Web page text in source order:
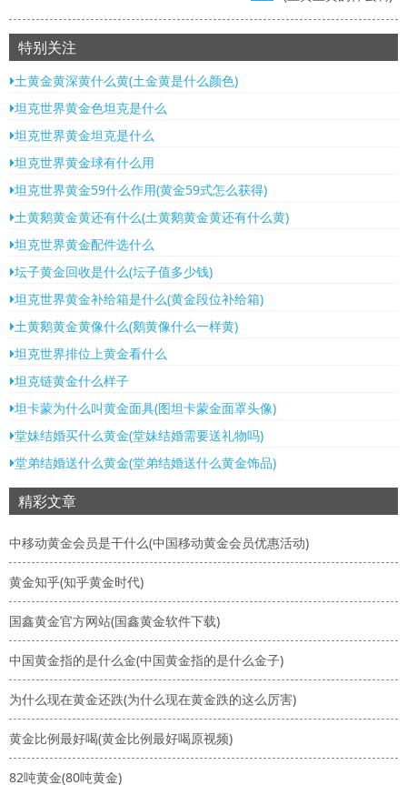
特别关注
土黄金黄深黄什么黄(土金黄是什么颜色)
坦克世界黄金色坦克是什么
坦克世界黄金坦克是什么
坦克世界黄金球有什么用
坦克世界黄金59什么作用(黄金59式怎么获得)
土黄鹅黄金黄还有什么(土黄鹅黄金黄还有什么黄)
坦克世界黄金配件选什么
坛子黄金回收是什么(坛子值多少钱)
坦克世界黄金补给箱是什么(黄金段位补给箱)
土黄鹅黄金黄像什么(鹅黄像什么一样黄)
坦克世界排位上黄金看什么
坦克链黄金什么样子
坦卡蒙为什么叫黄金面具(图坦卡蒙金面罩头像)
堂妹结婚买什么黄金(堂妹结婚需要送礼物吗)
堂弟结婚送什么黄金(堂弟结婚送什么黄金饰品)
精彩文章
中移动黄金会员是干什么(中国移动黄金会员优惠活动)
黄金知乎(知乎黄金时代)
国鑫黄金官方网站(国鑫黄金软件下载)
中国黄金指的是什么金(中国黄金指的是什么金子)
为什么现在黄金还跌(为什么现在黄金跌的这么厉害)
黄金比例最好喝(黄金比例最好喝原视频)
82吨黄金(80吨黄金)